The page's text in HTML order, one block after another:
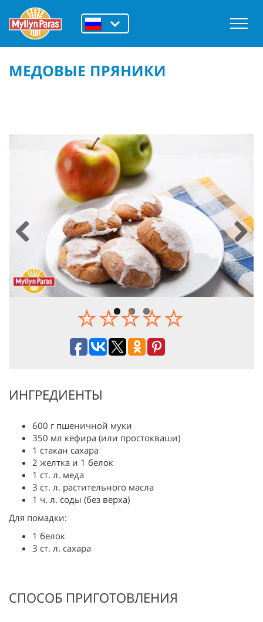
МЕДОВЫЕ ПРЯНИКИ
Next
ИНГРЕДИЕНТЫ
600 г пшеничной муки
350 мл кефира (или простокваши)
1 стакан сахара
2 желтка и 1 белок
1 ст. л. меда
3 ст. л. растительного масла
1 ч. л. соды (без верха)
Для помадки:
1 белок
3 ст. л. сахара
СПОСОБ ПРИГОТОВЛЕНИЯ